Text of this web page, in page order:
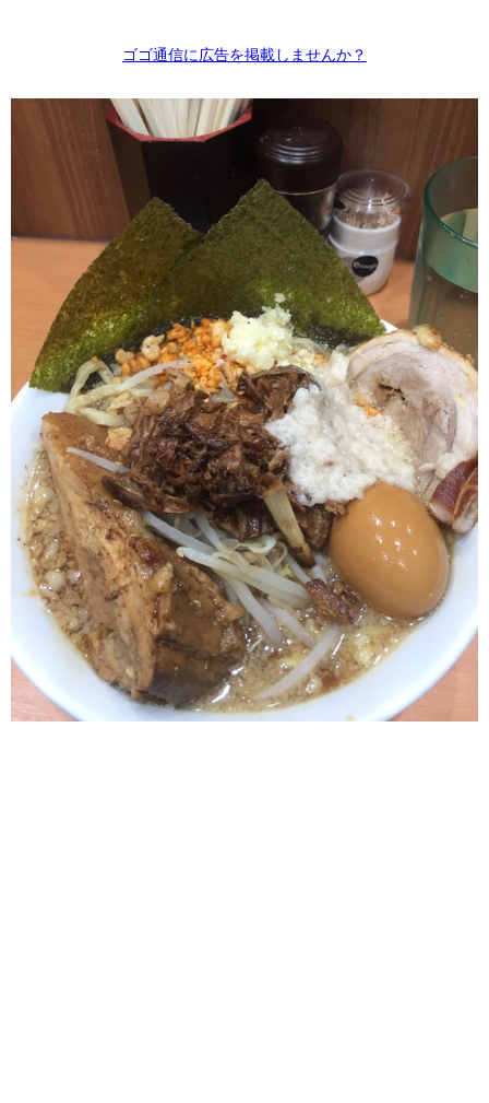
ゴゴ通信に広告を掲載しませんか？